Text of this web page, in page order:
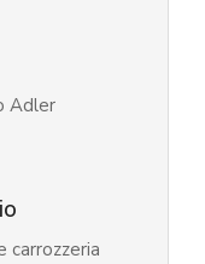
Adler
carrozzeria